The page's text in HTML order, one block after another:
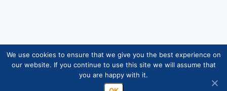
Copyright © Suomen Rotarypalvelu ry 2026 |
Jäsentietojärjestelmän tietosuojaseloste| Henkilötietojen
käsittely Rotarytoiminnassa
We use cookies to ensure that we give you the best experience on
our website. If you continue to use this site we will assume that
you are happy with it.